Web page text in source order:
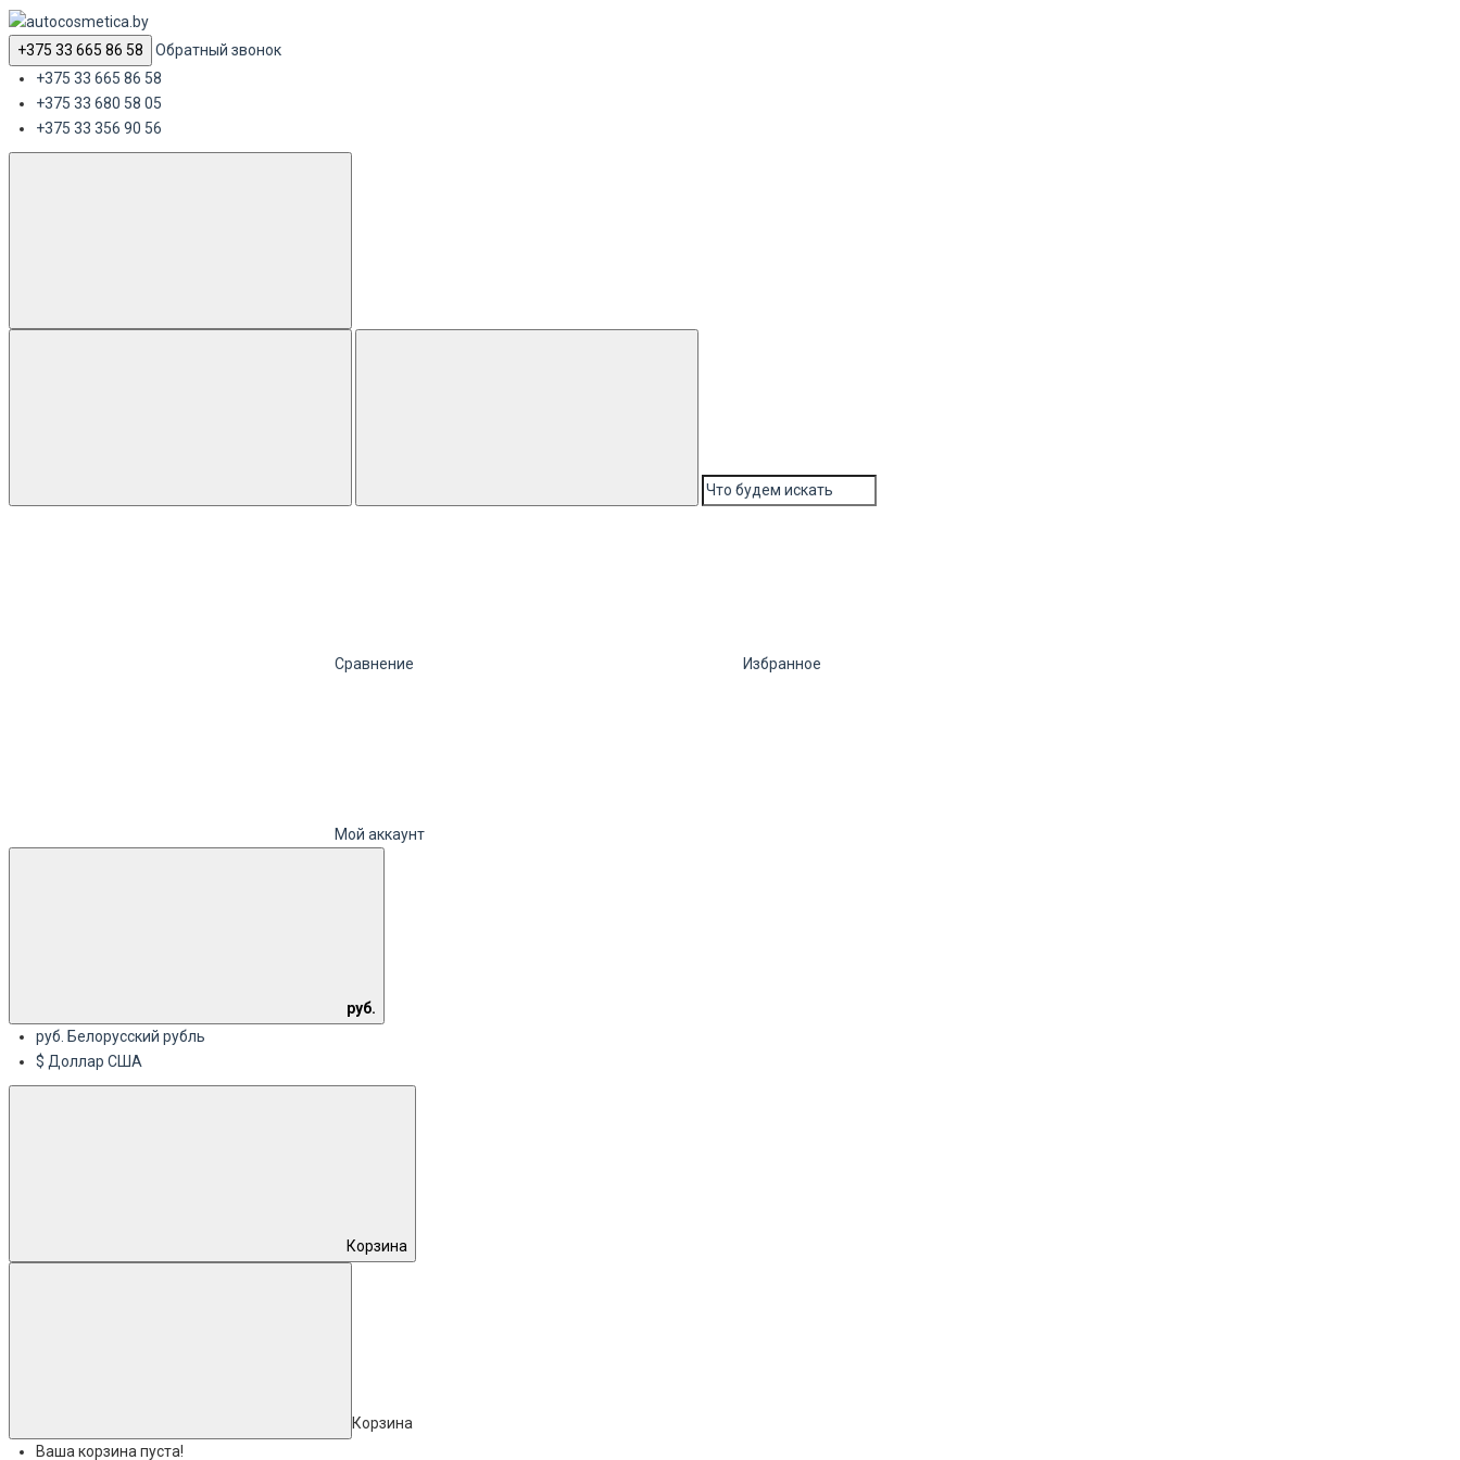
+375 33 665 86 58
Обратный звонок
+375 33 665 86 58
+375 33 680 58 05
+375 33 356 90 56
Сравнение Избранное
Мой аккаунт
руб.
руб. Белорусский рубль
$ Доллар США
Корзина
Корзина
Ваша корзина пуста!